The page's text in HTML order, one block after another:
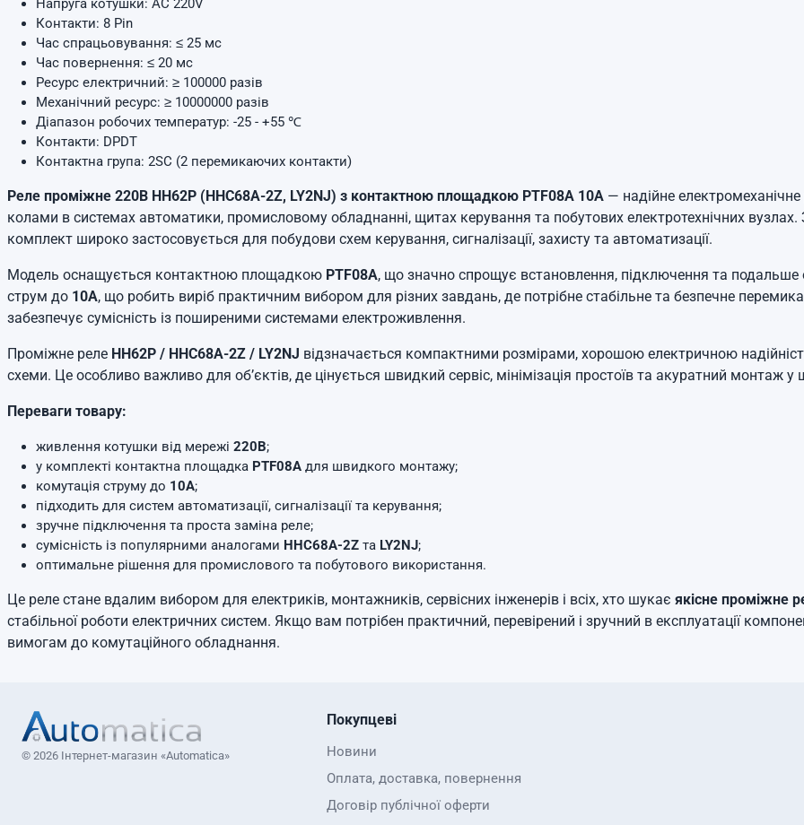
Напруга котушки: AC 220V
Контакти: 8 Pin
Час спрацьовування: ≤ 25 мс
Час повернення: ≤ 20 мс
Ресурс електричний: ≥ 100000 разів
Механічний ресурс: ≥ 10000000 разів
Діапазон робочих температур: -25 - +55 ℃
Контакти: DPDT
Контактна група: 2SC (2 перемикаючих контакти)
Реле проміжне 220В HH62P (HHC68A-2Z, LY2NJ) з контактною площадкою PTF08A 10А — надійне
колами в системах автоматики, промисловому обладнанні, щитах керування та побутових електротехнічних вузлах.
комплект широко застосовується для побудови схем керування, сигналізації, захисту та автоматизації.
Модель оснащується контактною площадкою PTF08A, що значно спрощує встановлення, підключення та
струм до 10А, що робить виріб практичним вибором для різних завдань, де потрібне стабільне та безпечне
забезпечує сумісність із поширеними системами електроживлення.
Проміжне реле HH62P / HHC68A-2Z / LY2NJ відзначається компактними розмірами, хорошою електричною
схеми. Це особливо важливо для об’єктів, де цінується швидкий сервіс, мінімізація простоїв та акуратний монтаж
Переваги товару:
живлення котушки від мережі 220В;
у комплекті контактна площадка PTF08A для швидкого монтажу;
комутація струму до 10А;
підходить для систем автоматизації, сигналізації та керування;
зручне підключення та проста заміна реле;
сумісність із популярними аналогами HHC68A-2Z та LY2NJ;
оптимальне рішення для промислового та побутового використання.
Це реле стане вдалим вибором для електриків, монтажників, сервісних інженерів і всіх, хто шукає якісне проміжне
стабільної роботи електричних систем. Якщо вам потрібен практичний, перевірений і зручний в експлуатації
вимогам до комутаційного обладнання.
Покупцеві
Новини
Оплата, доставка, повернення
Договір публічної оферти
© 2026 Інтернет-магазин «Automatica»